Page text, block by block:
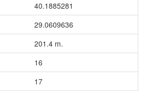
40.1885281
29.0609636
201.4 m.
16
17